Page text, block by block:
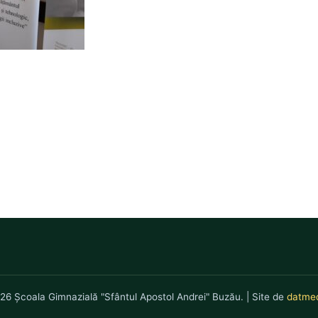
Școala Gimnazială "Sfântul Apostol Andrei" Buzău. | Site de